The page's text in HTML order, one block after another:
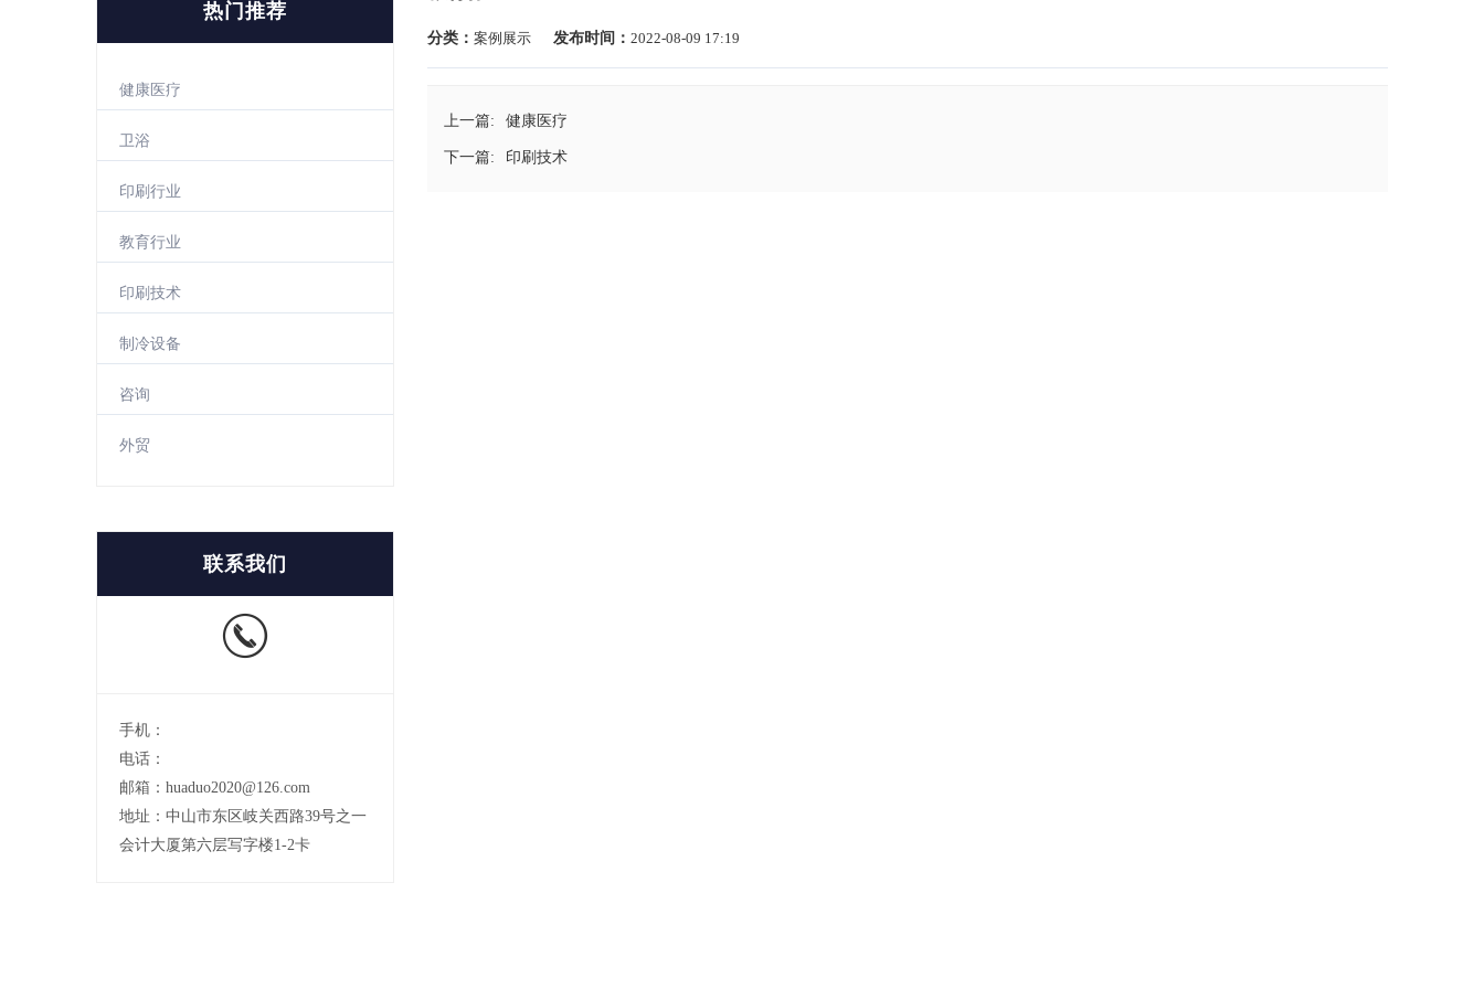
分类： 案例展示 发布时间： 2022-08-09 17:19
上一篇: 健康医疗
下一篇: 印刷技术
热门推荐
健康医疗
卫浴
印刷行业
教育行业
印刷技术
制冷设备
咨询
外贸
联系我们
手机：
电话：
邮箱：huaduo2020@126.com
地址：中山市东区岐关西路39号之一
会计大厦第六层写字楼1-2卡